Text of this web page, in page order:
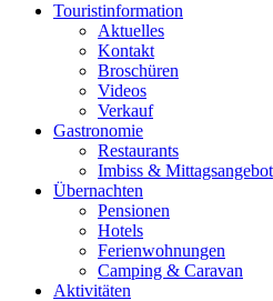
Touristinformation
Aktuelles
Kontakt
Broschüren
Videos
Verkauf
Gastronomie
Restaurants
Imbiss & Mittagsangebot
Übernachten
Pensionen
Hotels
Ferienwohnungen
Camping & Caravan
Aktivitäten